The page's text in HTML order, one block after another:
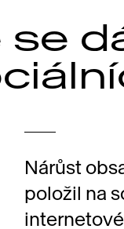
se
Nárůst
položil na